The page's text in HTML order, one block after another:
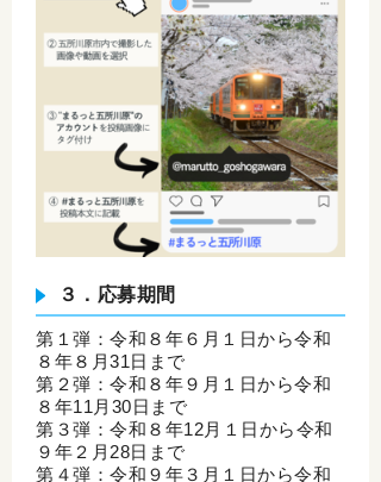
３．応募期間
第１弾：令和８年６月１日から令和
８年８月31日まで
第２弾：令和８年９月１日から令和
８年11月30日まで
第３弾：令和８年12月１日から令和
９年２月28日まで
第４弾：令和９年３月１日から令和